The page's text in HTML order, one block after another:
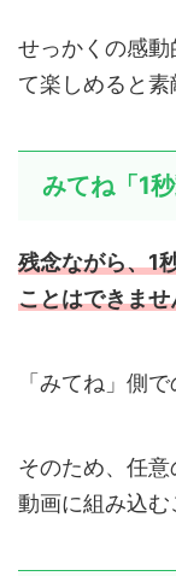
せっかくの感
て楽しめると素
みてね「1
残念ながら、1
ことはできませ
「みてね」側
そのため、任
動画に組み込む